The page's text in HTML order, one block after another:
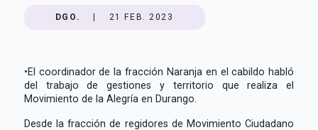
DGO. 21 FEB. 2023
•El coordinador de la fracción Naranja en el cabildo habló
del trabajo de gestiones y territorio que realiza el
Movimiento de la Alegría en Durango.
Desde la fracción de regidores de Movimiento Ciudadano